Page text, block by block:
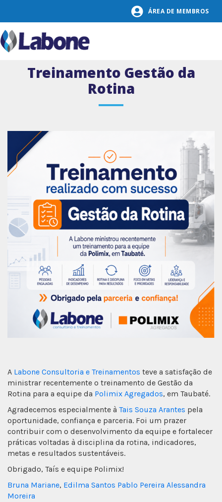
conteúdo
ÁREA DE MEMBROS
Treinamento Gestão da
Rotina
A Labone Consultoria e Treinamentos teve a satisfação de
ministrar recentemente o treinamento de Gestão da
Rotina para a equipe da Polimix Agregados, em Taubaté.
Agradecemos especialmente à Tais Souza Arantes pela
oportunidade, confiança e parceria. Foi um prazer
contribuir com o desenvolvimento da equipe e fortalecer
práticas voltadas à disciplina da rotina, indicadores,
metas e resultados sustentáveis.
Obrigado, Taís e equipe Polimix!
Bruna Mariane, Edilma Santos Pablo Pereira Alessandra
Moreira